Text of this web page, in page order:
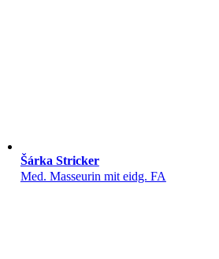
Šárka Stricker
Med. Masseurin mit eidg. FA